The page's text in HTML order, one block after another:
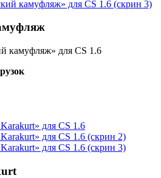
камуфляж» для CS 1.6